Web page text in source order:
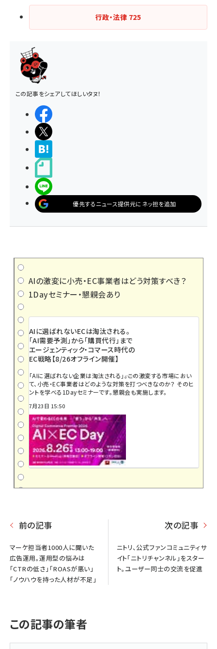
行政・法律 725
この記事をシェアしてほしいタヌ！
優先するニュース提供元にネッ担を追加
AIの激変に小売・EC事業者はどう対策すべき？
1Dayセミナー・懇親会あり
AIに選ばれないECは淘汰される。
「AI需要予測」から「購買代行」まで
エージェンティック・コマース時代の
EC戦略【8/26オフライン開催】
「AIに選ばれない企業は淘汰される」――。この激変する市場におい
て、小売・EC事業者はどのような対策を打つべきなのか？ そのヒ
ントを学べる1Dayセミナーです。懇親会も実施します。
7月23日 15:50
前の記事
マーケ担当者1000人に聞いた
広告運用。運用型の悩みは
「CTRの低さ」「ROASが悪い」
「ノウハウを持った人材が不足」
次の記事
ニトリ、公式ファンコミュニティサ
イト「ニトリチャンネル」をスター
ト。ユーザー同士の交流を促進
この記事の筆者